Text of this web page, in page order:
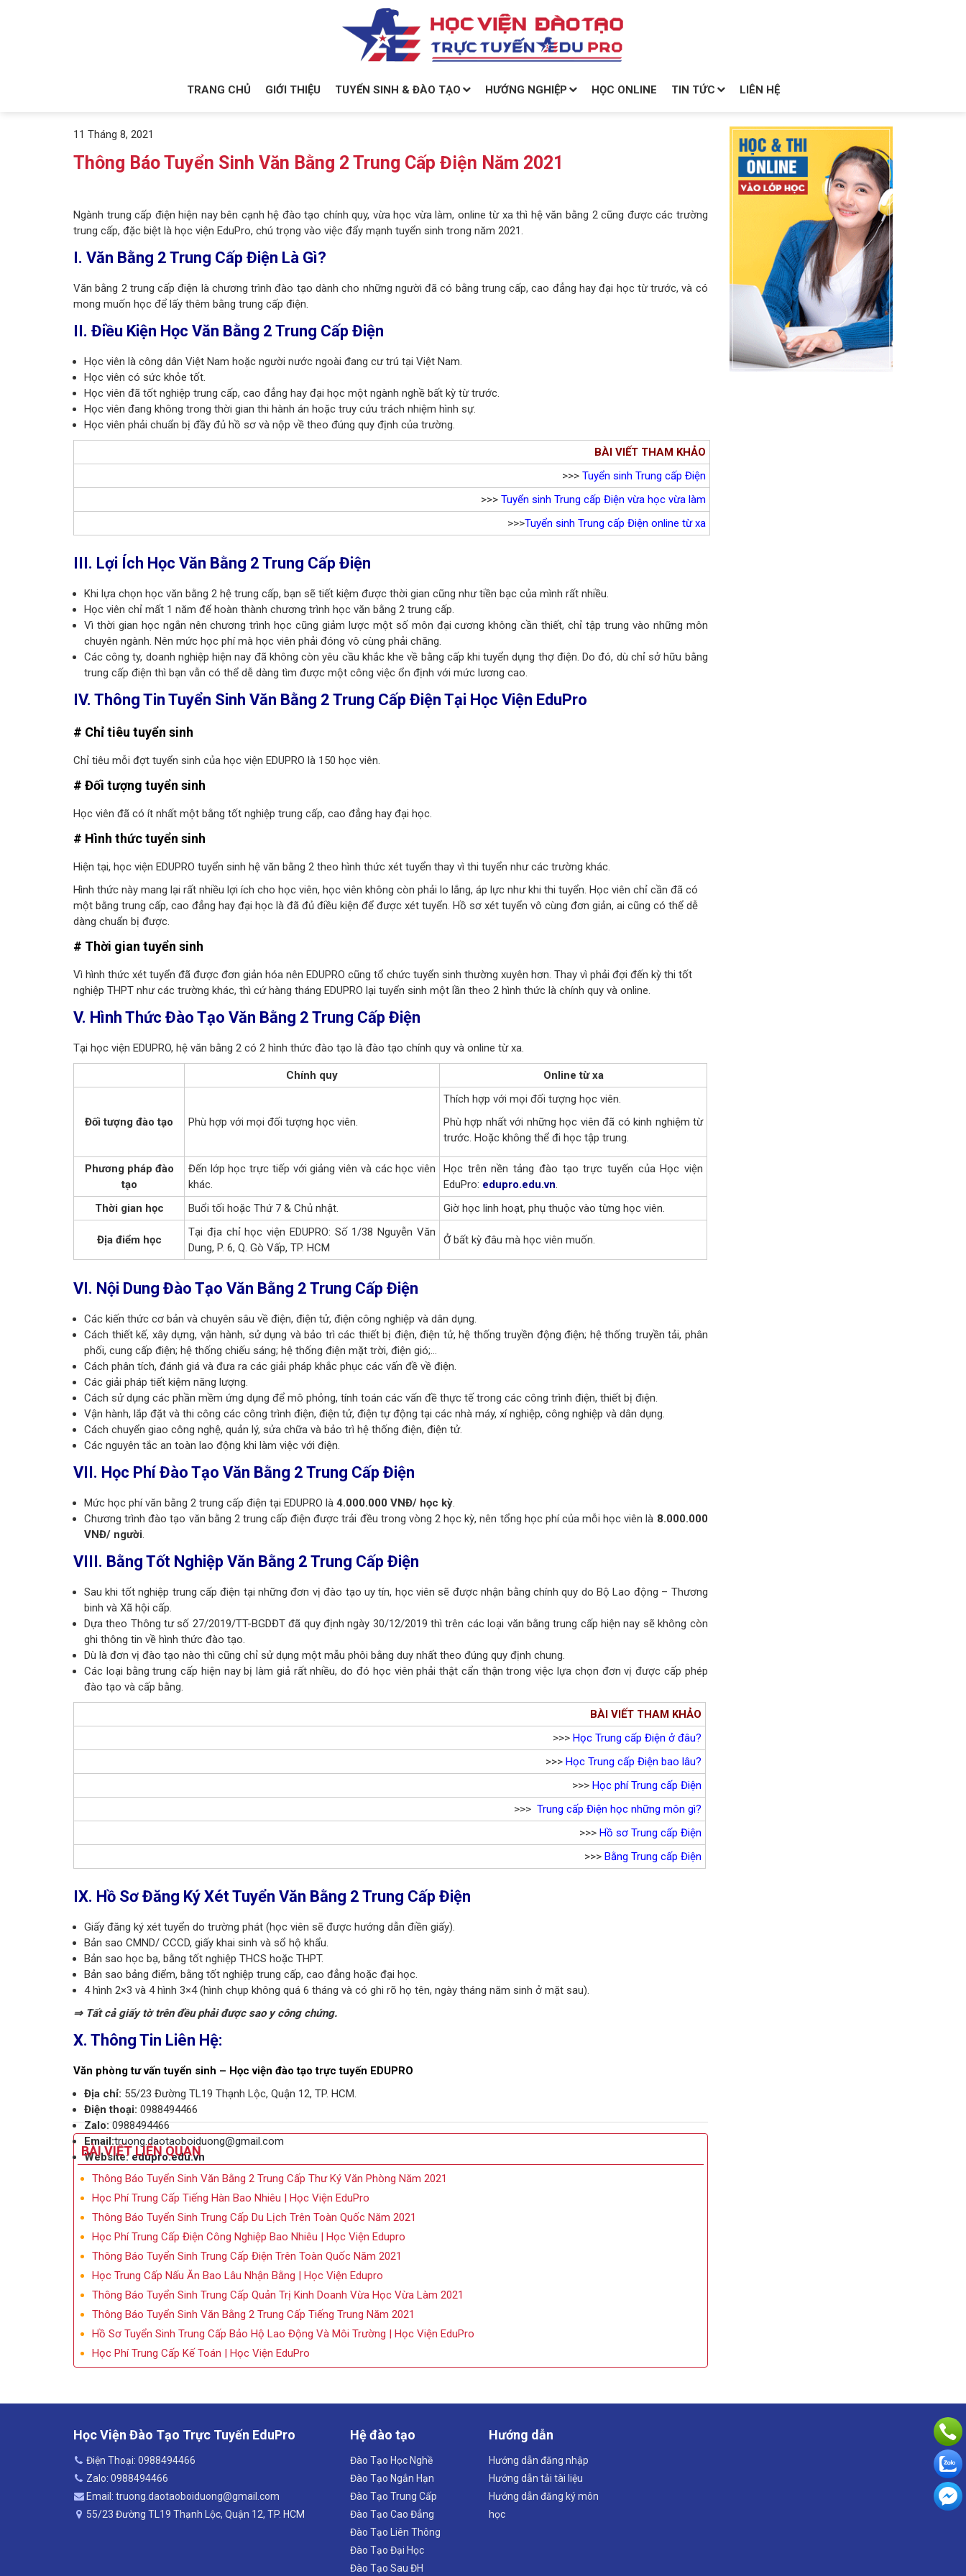
TRANG CHỦ GIỚI THIỆU TUYỂN SINH & ĐÀO TẠO HƯỚNG NGHIỆP HỌC ONLINE TIN TỨC LIÊN HỆ
11 Tháng 8, 2021
Thông Báo Tuyển Sinh Văn Bằng 2 Trung Cấp Điện Năm 2021
Ngành trung cấp điện hiện nay bên cạnh hệ đào tạo chính quy, vừa học vừa làm, online từ xa thì hệ văn bằng 2 cũng được các trường
trung cấp, đặc biệt là học viện EduPro, chú trọng vào việc đẩy mạnh tuyển sinh trong năm 2021.
I. Văn Bằng 2 Trung Cấp Điện Là Gì?
Văn bằng 2 trung cấp điện là chương trình đào tạo dành cho những người đã có bằng trung cấp, cao đẳng hay đại học từ trước, và có
mong muốn học để lấy thêm bằng trung cấp điện.
II. Điều Kiện Học Văn Bằng 2 Trung Cấp Điện
Học viên là công dân Việt Nam hoặc người nước ngoài đang cư trú tại Việt Nam.
Học viên có sức khỏe tốt.
Học viên đã tốt nghiệp trung cấp, cao đẳng hay đại học một ngành nghề bất kỳ từ trước.
Học viên đang không trong thời gian thi hành án hoặc truy cứu trách nhiệm hình sự.
Học viên phải chuẩn bị đầy đủ hồ sơ và nộp về theo đúng quy định của trường.
BÀI VIẾT THAM KHẢO
>>> Tuyển sinh Trung cấp Điện
>>> Tuyển sinh Trung cấp Điện vừa học vừa làm
>>>Tuyển sinh Trung cấp Điện online từ xa
III. Lợi Ích Học Văn Bằng 2 Trung Cấp Điện
Khi lựa chọn học văn bằng 2 hệ trung cấp, bạn sẽ tiết kiệm được thời gian cũng như tiền bạc của mình rất nhiều.
Học viên chỉ mất 1 năm để hoàn thành chương trình học văn bằng 2 trung cấp.
Vì thời gian học ngắn nên chương trình học cũng giảm lược một số môn đại cương không cần thiết, chỉ tập trung vào những môn
chuyên ngành. Nên mức học phí mà học viên phải đóng vô cùng phải chăng.
Các công ty, doanh nghiệp hiện nay đã không còn yêu cầu khắc khe về bằng cấp khi tuyển dụng thợ điện. Do đó, dù chỉ sở hữu bằng
trung cấp điện thì bạn vẫn có thể dễ dàng tìm được một công việc ổn định với mức lương cao.
IV. Thông Tin Tuyển Sinh Văn Bằng 2 Trung Cấp Điện Tại Học Viện EduPro
# Chỉ tiêu tuyển sinh
Chỉ tiêu mỗi đợt tuyển sinh của học viện EDUPRO là 150 học viên.
# Đối tượng tuyển sinh
Học viên đã có ít nhất một bằng tốt nghiệp trung cấp, cao đẳng hay đại học.
# Hình thức tuyển sinh
Hiện tại, học viện EDUPRO tuyển sinh hệ văn bằng 2 theo hình thức xét tuyển thay vì thi tuyển như các trường khác.
Hình thức này mang lại rất nhiều lợi ích cho học viên, học viên không còn phải lo lắng, áp lực như khi thi tuyển. Học viên chỉ cần đã có
một bằng trung cấp, cao đẳng hay đại học là đã đủ điều kiện để được xét tuyển. Hồ sơ xét tuyển vô cùng đơn giản, ai cũng có thể dễ
dàng chuẩn bị được.
# Thời gian tuyển sinh
Vì hình thức xét tuyển đã được đơn giản hóa nên EDUPRO cũng tổ chức tuyển sinh thường xuyên hơn. Thay vì phải đợi đến kỳ thi tốt
nghiệp THPT như các trường khác, thì cứ hàng tháng EDUPRO lại tuyển sinh một lần theo 2 hình thức là chính quy và online.
V. Hình Thức Đào Tạo Văn Bằng 2 Trung Cấp Điện
Tại học viện EDUPRO, hệ văn bằng 2 có 2 hình thức đào tạo là đào tạo chính quy và online từ xa.
Chính quy Online từ xa
Đối tượng đào tạo Phù hợp với mọi đối tượng học viên.
Thích hợp với mọi đối tượng học viên.
Phù hợp nhất với những học viên đã có kinh nghiệm từ
trước. Hoặc không thể đi học tập trung.
Phương pháp đào
tạo
Đến lớp học trực tiếp với giảng viên và các học viên
khác.
Học trên nền tảng đào tạo trực tuyến của Học viện
EduPro: edupro.edu.vn.
Thời gian học
Buổi tối hoặc Thứ 7 & Chủ nhật. Giờ học linh hoạt, phụ thuộc vào từng học viên.
Địa điểm học
Tại địa chỉ học viện EDUPRO: Số 1/38 Nguyễn Văn
Dung, P. 6, Q. Gò Vấp, TP. HCM
Ở bất kỳ đâu mà học viên muốn.
VI. Nội Dung Đào Tạo Văn Bằng 2 Trung Cấp Điện
Các kiến thức cơ bản và chuyên sâu về điện, điện tử, điện công nghiệp và dân dụng.
Cách thiết kế, xây dựng, vận hành, sử dụng và bảo trì các thiết bị điện, điện tử, hệ thống truyền động điện; hệ thống truyền tải, phân
phối, cung cấp điện; hệ thống chiếu sáng; hệ thống điện mặt trời, điện gió;…
Cách phân tích, đánh giá và đưa ra các giải pháp khắc phục các vấn đề về điện.
Các giải pháp tiết kiệm năng lượng.
Cách sử dụng các phần mềm ứng dụng để mô phỏng, tính toán các vấn đề thực tế trong các công trình điện, thiết bị điện.
Vận hành, lắp đặt và thi công các công trình điện, điện tử, điện tự động tại các nhà máy, xí nghiệp, công nghiệp và dân dụng.
Cách chuyển giao công nghệ, quản lý, sửa chữa và bảo trì hệ thống điện, điện tử.
Các nguyên tắc an toàn lao động khi làm việc với điện.
VII. Học Phí Đào Tạo Văn Bằng 2 Trung Cấp Điện
Mức học phí văn bằng 2 trung cấp điện tại EDUPRO là 4.000.000 VNĐ/ học kỳ
Chương trình đào tạo văn bằng 2 trung cấp điện được trải đều trong vòng 2 học kỳ, nên tổng học phí của mỗi học viên là 8.000.000
VNĐ/ người
VIII. Bằng Tốt Nghiệp Văn Bằng 2 Trung Cấp Điện
Sau khi tốt nghiệp trung cấp điện tại những đơn vị đào tạo uy tín, học viên sẽ được nhận bằng chính quy do Bộ Lao động – Thương
binh và Xã hội cấp.
Dựa theo Thông tư số 27/2019/TT-BGDĐT đã quy định ngày 30/12/2019 thì trên các loại văn bằng trung cấp hiện nay sẽ không còn
ghi thông tin về hình thức đào tạo.
Dù là đơn vị đào tạo nào thì cũng chỉ sử dụng một mẫu phôi bằng duy nhất theo đúng quy định chung.
Các loại bằng trung cấp hiện nay bị làm giả rất nhiều, do đó học viên phải thật cẩn thận trong việc lựa chọn đơn vị được cấp phép
đào tạo và cấp bằng.
BÀI VIẾT THAM KHẢO
>>> Học Trung cấp Điện ở đâu?
>>> Học Trung cấp Điện bao lâu?
>>> Học phí Trung cấp Điện
>>> Trung cấp Điện học những môn gì?
>>> Hồ sơ Trung cấp Điện
>>> Bằng Trung cấp Điện
IX. Hồ Sơ Đăng Ký Xét Tuyển Văn Bằng 2 Trung Cấp Điện
Giấy đăng ký xét tuyển do trường phát (học viên sẽ được hướng dẫn điền giấy).
Bản sao CMND/ CCCD, giấy khai sinh và sổ hộ khẩu.
Bản sao học bạ, bằng tốt nghiệp THCS hoặc THPT.
Bản sao bảng điểm, bằng tốt nghiệp trung cấp, cao đẳng hoặc đại học.
4 hình 2×3 và 4 hình 3×4 (hình chụp không quá 6 tháng và có ghi rõ họ tên, ngày tháng năm sinh ở mặt sau).
⇒ Tất cả giấy tờ trên đều phải được sao y công chứng.
X. Thông Tin Liên Hệ:
Văn phòng tư vấn tuyển sinh – Học viện đào tạo trực tuyến EDUPRO
Địa chỉ: 55/23 Đường TL19 Thạnh Lộc, Quận 12, TP. HCM.
Điện thoại: 0988494466
Zalo:0988494466
Email:truong.daotaoboiduong@gmail.com
Website: edupro.edu.vn
BÀI VIẾT LIÊN QUAN
Thông Báo Tuyển Sinh Văn Bằng 2 Trung Cấp Thư Ký Văn Phòng Năm 2021
Học Phí Trung Cấp Tiếng Hàn Bao Nhiêu | Học Viện EduPro
Thông Báo Tuyển Sinh Trung Cấp Du Lịch Trên Toàn Quốc Năm 2021
Học Phí Trung Cấp Điện Công Nghiệp Bao Nhiêu | Học Viện Edupro
Thông Báo Tuyển Sinh Trung Cấp Điện Trên Toàn Quốc Năm 2021
Học Trung Cấp Nấu Ăn Bao Lâu Nhận Bằng | Học Viện Edupro
Thông Báo Tuyển Sinh Trung Cấp Quản Trị Kinh Doanh Vừa Học Vừa Làm 2021
Thông Báo Tuyển Sinh Văn Bằng 2 Trung Cấp Tiếng Trung Năm 2021
Hồ Sơ Tuyển Sinh Trung Cấp Bảo Hộ Lao Động Và Môi Trường | Học Viện EduPro
Học Phí Trung Cấp Kế Toán | Học Viện EduPro
Học Viện Đào Tạo Trực Tuyến EduPro
Điện Thoại: 0988494466
Zalo: 0988494466
Email: truong.daotaoboiduong@gmail.com
55/23 Đường TL19 Thạnh Lộc, Quận 12, TP. HCM
Hệ đào tạo
Đào Tạo Học Nghề
Đào Tạo Ngắn Hạn
Đào Tạo Trung Cấp
Đào Tạo Cao Đẳng
Đào Tạo Liên Thông
Đào Tạo Đại Học
Đào Tạo Sau ĐH
Hướng dẫn
Hướng dẫn đăng nhập
Hướng dẫn tải tài liệu
Hướng dẫn đăng ký môn
học